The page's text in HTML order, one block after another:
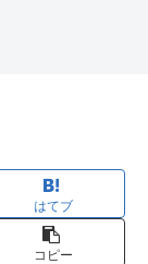
はてブ
コピー